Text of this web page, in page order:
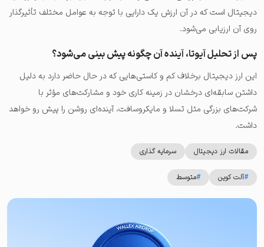
دیجیتال است که در آن ارزش یک دارایی با توجه به عوامل مختلف تأثیرگذار
روی آن ارزیابی می‌شود.
پس از تحلیل آیوتا، آینده آن چگونه پیش بینی می‌شود؟
این ارز دیجیتال برخلاف کم و کاستی‌هایی که در حال حاضر دارد به دلیل
داشتن سابقه‌ای درخشان در زمینه کاری خود و مشارکت‌های مؤثر با
شرکت‌های بزرگی مثل تسلا و مایکروسافت، آینده‌ای روشن را پیش رو خواهد
داشت.
مقالات ارز دیجیتال سرمایه گذاری
#آلت کوین #متوسط